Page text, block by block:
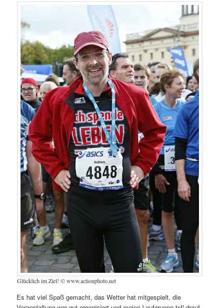
Glücklich im Ziel! © www.actionphoto.net
Es hat viel Spaß gemacht, das Wetter hat mitgespielt, die